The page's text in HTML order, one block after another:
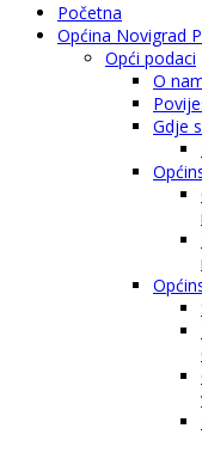
Početna
Općina Novigrad
Opći podaci
O
Gdje